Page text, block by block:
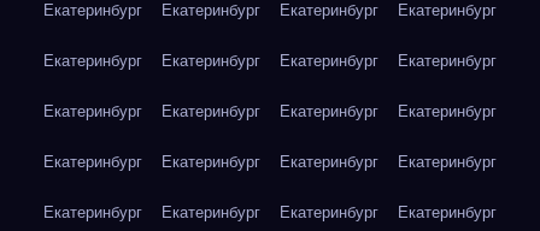
Екатеринбург Екатеринбург Екатеринбург Екатеринбург
Екатеринбург Екатеринбург Екатеринбург Екатеринбург
Екатеринбург Екатеринбург Екатеринбург Екатеринбург
Екатеринбург Екатеринбург Екатеринбург Екатеринбург
Екатеринбург Екатеринбург Екатеринбург Екатеринбург